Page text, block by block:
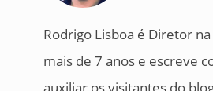
Rodrigo Lisboa é Diretor
mais de 7 anos e escreve